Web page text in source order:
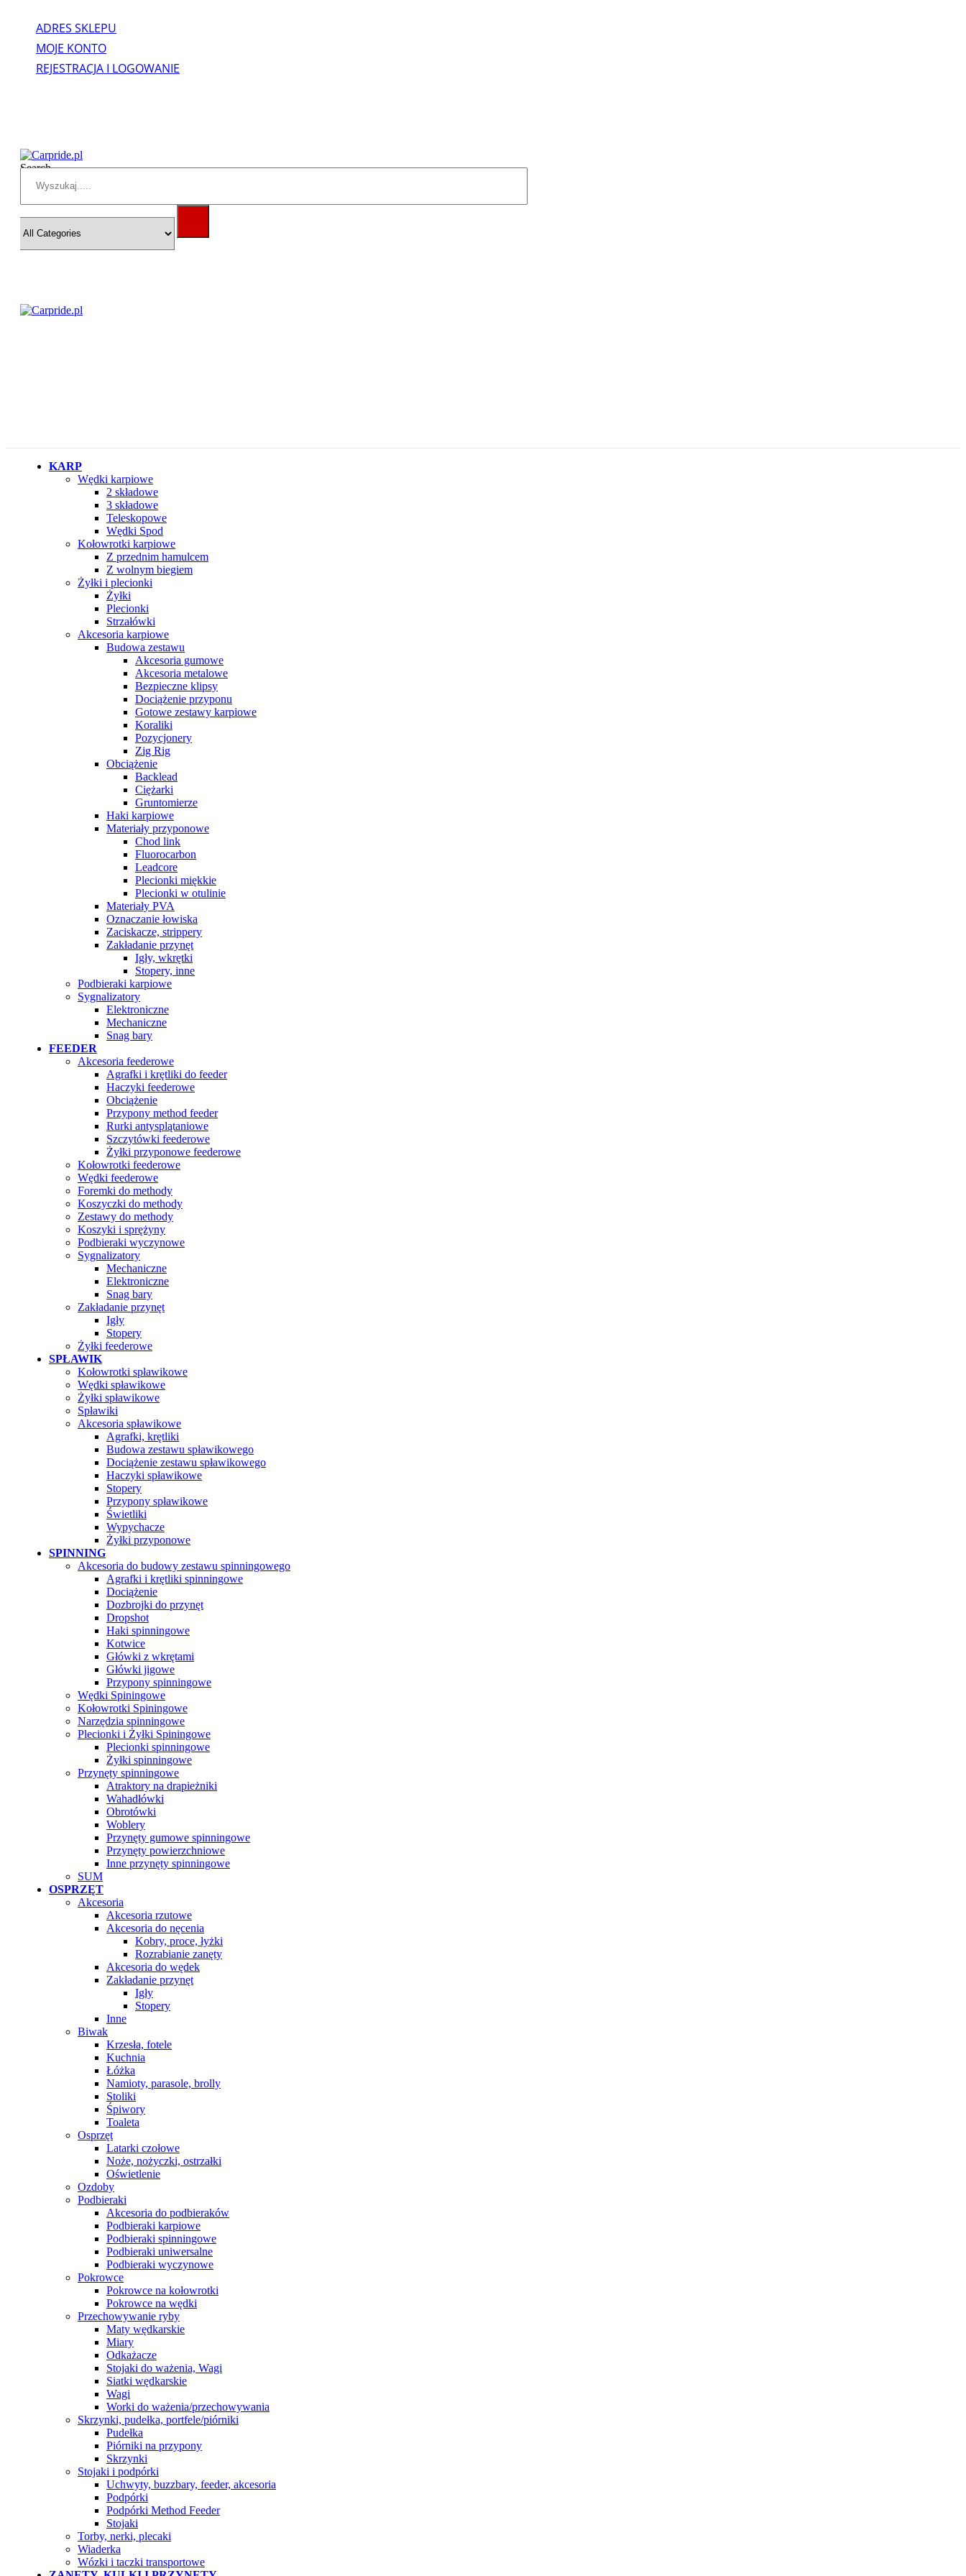
ADRES SKLEPU
MOJE KONTO
REJESTRACJA I LOGOWANIE
Search
KARP
Wędki karpiowe
2 składowe
3 składowe
Teleskopowe
Wędki Spod
Kołowrotki karpiowe
Z przednim hamulcem
Z wolnym biegiem
Żyłki i plecionki
Żyłki
Plecionki
Strzałówki
Akcesoria karpiowe
Budowa zestawu
Akcesoria gumowe
Akcesoria metalowe
Bezpieczne klipsy
Dociążenie przyponu
Gotowe zestawy karpiowe
Koraliki
Pozycjonery
Zig Rig
Obciążenie
Backlead
Ciężarki
Gruntomierze
Haki karpiowe
Materiały przyponowe
Chod link
Fluorocarbon
Leadcore
Plecionki miękkie
Plecionki w otulinie
Materiały PVA
Oznaczanie łowiska
Zaciskacze, strippery
Zakładanie przynęt
Igły, wkrętki
Stopery, inne
Podbieraki karpiowe
Sygnalizatory
Elektroniczne
Mechaniczne
Snag bary
FEEDER
Akcesoria feederowe
Agrafki i krętliki do feeder
Haczyki feederowe
Obciążenie
Przypony method feeder
Rurki antysplątaniowe
Szczytówki feederowe
Żyłki przyponowe feederowe
Kołowrotki feederowe
Wędki feederowe
Foremki do methody
Koszyczki do methody
Zestawy do methody
Koszyki i sprężyny
Podbieraki wyczynowe
Sygnalizatory
Mechaniczne
Elektroniczne
Snag bary
Zakładanie przynęt
Igły
Stopery
Żyłki feederowe
SPŁAWIK
Kołowrotki spławikowe
Wędki spławikowe
Żyłki spławikowe
Spławiki
Akcesoria spławikowe
Agrafki, krętliki
Budowa zestawu spławikowego
Dociążenie zestawu spławikowego
Haczyki spławikowe
Stopery
Przypony spławikowe
Świetliki
Wypychacze
Żyłki przyponowe
SPINNING
Akcesoria do budowy zestawu spinningowego
Agrafki i krętliki spinningowe
Dociążenie
Dozbrojki do przynęt
Dropshot
Haki spinningowe
Kotwice
Główki z wkrętami
Główki jigowe
Przypony spinningowe
Wędki Spiningowe
Kołowrotki Spiningowe
Narzędzia spinningowe
Plecionki i Żyłki Spiningowe
Plecionki spinningowe
Żyłki spinningowe
Przynęty spinningowe
Atraktory na drapieżniki
Wahadłówki
Obrotówki
Woblery
Przynęty gumowe spinningowe
Przynęty powierzchniowe
Inne przynęty spinningowe
SUM
OSPRZĘT
Akcesoria
Akcesoria rzutowe
Akcesoria do nęcenia
Kobry, proce, łyżki
Rozrabianie zanęty
Akcesoria do wędek
Zakładanie przynęt
Igły
Stopery
Inne
Biwak
Krzesła, fotele
Kuchnia
Łóżka
Namioty, parasole, brolly
Stoliki
Śpiwory
Toaleta
Osprzęt
Latarki czołowe
Noże, nożyczki, ostrzałki
Oświetlenie
Ozdoby
Podbieraki
Akcesoria do podbieraków
Podbieraki karpiowe
Podbieraki spinningowe
Podbieraki uniwersalne
Podbieraki wyczynowe
Pokrowce
Pokrowce na kołowrotki
Pokrowce na wędki
Przechowywanie ryby
Maty wędkarskie
Miary
Odkażacze
Stojaki do ważenia, Wagi
Siatki wędkarskie
Wagi
Worki do ważenia/przechowywania
Skrzynki, pudełka, portfele/piórniki
Pudełka
Piórniki na przypony
Skrzynki
Stojaki i podpórki
Uchwyty, buzzbary, feeder, akcesoria
Podpórki
Podpórki Method Feeder
Stojaki
Torby, nerki, plecaki
Wiaderka
Wózki i taczki transportowe